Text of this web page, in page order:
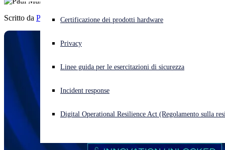
Cyberattacco in corso? Ottieni assistenza immediata
Open search
Open language switcher
Certificazione dei prodotti hardware
Privacy
Linee guida per le esercitazioni di sicurezza
Incident response
Digital Operational Resilience Act (Regolamento sulla
Scritto da Paul Murray